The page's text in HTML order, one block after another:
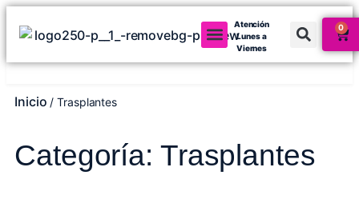
Atención
Lunes a
Viernes
0
Inicio / Trasplantes
Categoría: Trasplantes